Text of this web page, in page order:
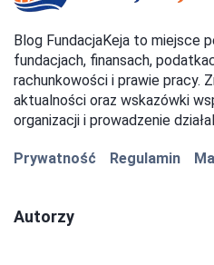
Blog FundacjaKeja to miejsce
fundacjach, finansach,
rachunkowości i prawie pracy.
aktualności oraz wskazówki
organizacji i prowadzenie
Prywatność Regulamin
Autorzy